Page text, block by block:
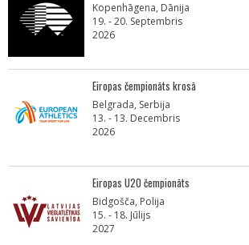
Kopenhāgena, Dānija
19. - 20. Septembris
2026
Eiropas čempionāts krosā
Belgrada, Serbija
13. - 13. Decembris
2026
Eiropas U20 čempionāts
Bidgošča, Polija
15. - 18. Jūlijs
2027